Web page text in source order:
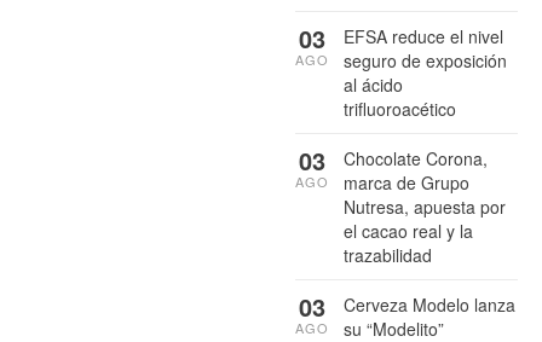
EFSA reduce el nivel
seguro de exposición
al ácido
trifluoroacético
03
AGO
Chocolate Corona,
marca de Grupo
Nutresa, apuesta por
el cacao real y la
trazabilidad
03
AGO
Cerveza Modelo lanza
su “Modelito”
03
AGO